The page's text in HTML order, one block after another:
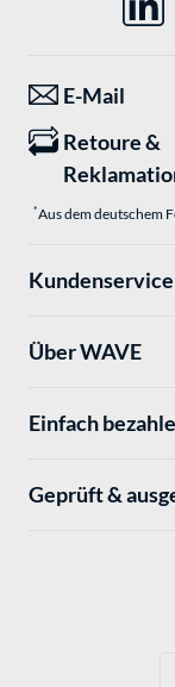
E-Mail
Retoure &
*Aus dem deutschem
Kundenservice
Über WAVE
Einfach
Geprüft &